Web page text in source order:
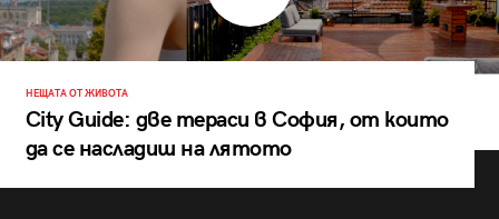
НЕЩАТА ОТ ЖИВОТА
City Guide: две тераси в София, от които
да се насладиш на лятото